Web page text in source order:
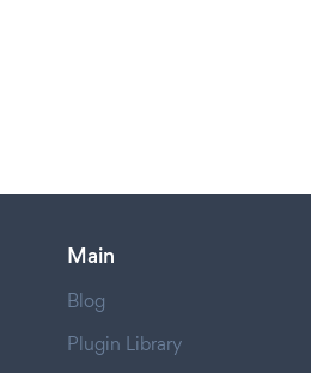
Main
Blog
Plugin Library